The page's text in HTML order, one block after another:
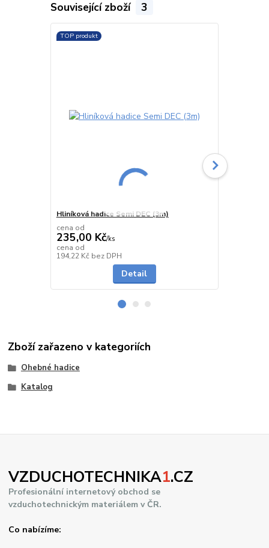
Související zboží 3
TOP produkt
Hliníková hadice Semi DEC (3m)
cena od
235,00 Kč/ks
cena od
194,22 Kč bez DPH
Detail
Zboží zařazeno v kategoriích
Ohebné hadice
Katalog
VZDUCHOTECHNIKA1.CZ
Profesionální internetový obchod se
vzduchotechnickým materiálem v ČR.
Co nabízíme: